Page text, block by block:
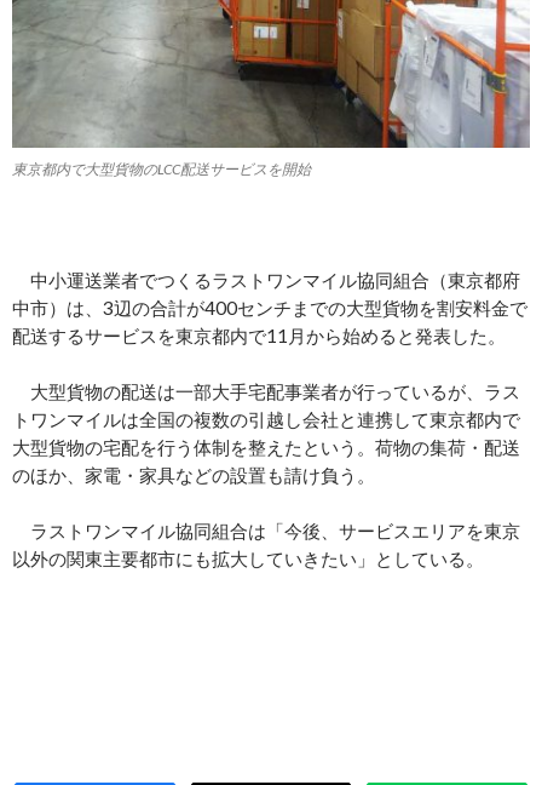
東京都内で大型貨物のLCC配送サービスを開始
中小運送業者でつくるラストワンマイル協同組合（東京都府
中市）は、3辺の合計が400センチまでの大型貨物を割安料金で
配送するサービスを東京都内で11月から始めると発表した。
大型貨物の配送は一部大手宅配事業者が行っているが、ラス
トワンマイルは全国の複数の引越し会社と連携して東京都内で
大型貨物の宅配を行う体制を整えたという。荷物の集荷・配送
のほか、家電・家具などの設置も請け負う。
ラストワンマイル協同組合は「今後、サービスエリアを東京
以外の関東主要都市にも拡大していきたい」としている。